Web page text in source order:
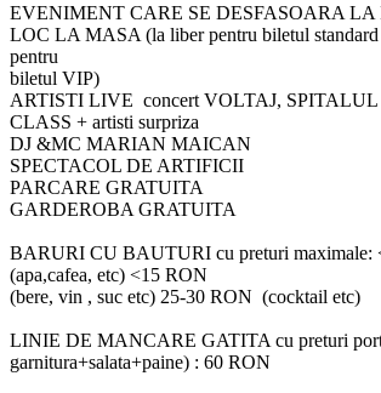
EVENIMENT CARE SE DESFASOARA LA
LOC LA MASA (la liber pentru biletul standard
pentru
biletul VIP)
ARTISTI LIVE concert VOLTAJ,
CLASS + artisti surpriza
DJ &MC MARIAN MAICAN
SPECTACOL DE ARTIFICII
PARCARE GRATUITA
GARDEROBA GRATUITA
BARURI CU BAUTURI cu preturi maximale:
(apa,cafea, etc) <15 RON
(bere, vin , suc etc) 25-30 RON (cocktail etc)
LINIE DE MANCARE GATITA cu preturi
garnitura+salata+paine) : 60 RON